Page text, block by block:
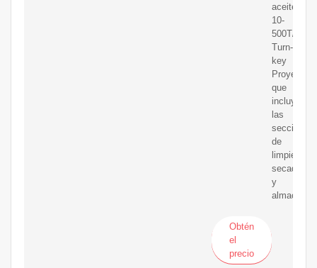
aceite
10-
500T/H
Turn-
key
Proyecto
que
incluye
las
secciones
de
limpieza,
secado
y
Obtén
el
precio